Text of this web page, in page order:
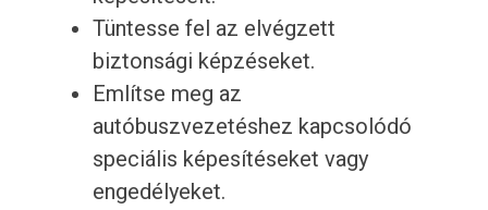
Tüntesse fel az elvégzett
biztonsági képzéseket.
Említse meg az
autóbuszvezetéshez kapcsolódó
speciális képesítéseket vagy
engedélyeket.